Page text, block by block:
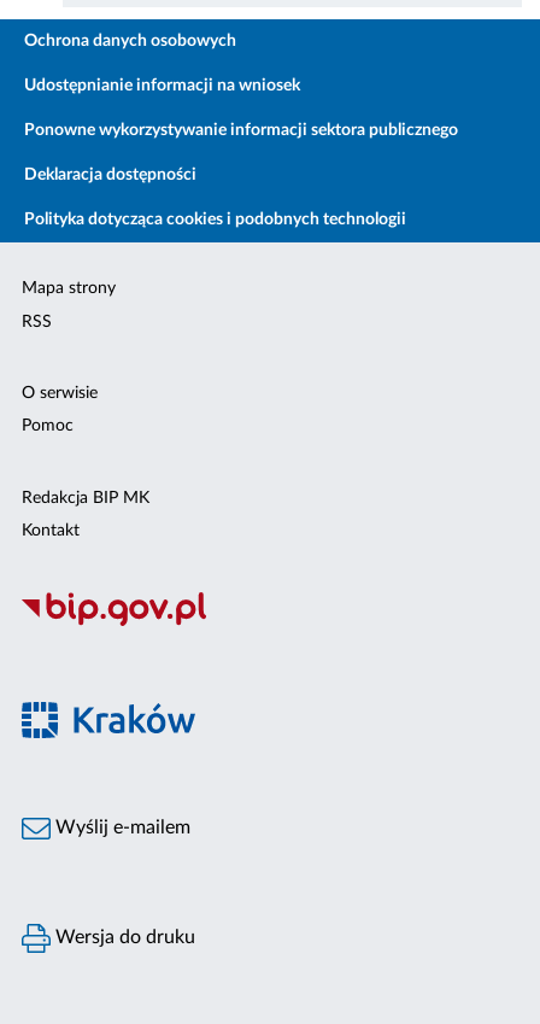
Ochrona danych osobowych
Udostępnianie informacji na wniosek
Ponowne wykorzystywanie informacji sektora publicznego
Deklaracja dostępności
Polityka dotycząca cookies i podobnych technologii
Mapa strony
RSS
O serwisie
Pomoc
Redakcja BIP MK
Kontakt
Wyślij e-mailem
Wersja do druku